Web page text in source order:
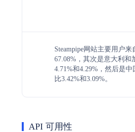
Steampipe网站主要用户
67.08%，其次是意大利和
4.71%和4.29%，然后是
比3.42%和3.09%。
API 可用性